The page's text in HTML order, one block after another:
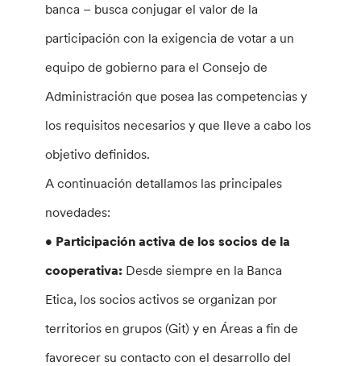
banca – busca conjugar el valor de la
participación con la exigencia de votar a un
equipo de gobierno para el Consejo de
Administración que posea las competencias y
los requisitos necesarios y que lleve a cabo los
objetivo definidos.
A continuación detallamos las principales
novedades:
• Participación activa de los socios de la
cooperativa: Desde siempre en la Banca
Etica, los socios activos se organizan por
territorios en grupos (Git) y en Áreas a fin de
favorecer su contacto con el desarrollo del